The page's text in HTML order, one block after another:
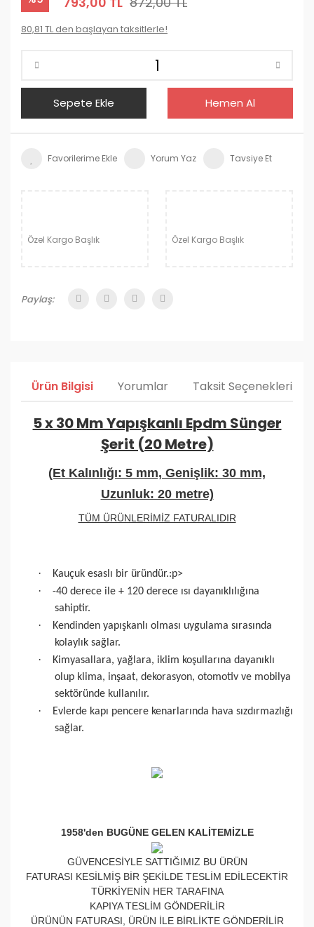
80,81 TL den başlayan taksitlerle!
Sepete Ekle Hemen Al
Yorum Yaz Tavsiye Et
Özel Kargo Başlık Özel Kargo Başlık
Paylaş:
Ürün Bilgisi Yorumlar Taksit Seçenekleri
5 x 30 Mm Yapışkanlı Epdm Sünger
Şerit (20 Metre)
(Et Kalınlığı: 5 mm, Genişlik: 30 mm,
Uzunluk: 20 metre)
TÜM ÜRÜNLERİMİZ FATURALIDIR
· Kauçuk esaslı bir üründür.:p>
·
-40 derece ile + 120 derece ısı dayanıklılığına
sahiptir.
·
Kendinden yapışkanlı olması uygulama sırasında
kolaylık sağlar.
·
Kimyasallara, yağlara, iklim koşullarına dayanıklı
olup klima, inşaat, dekorasyon, otomotiv ve mobilya
sektöründe kullanılır.
·
Evlerde kapı pencere kenarlarında hava sızdırmazlığı
sağlar.
1958'den BUGÜNE GELEN KALİTEMİZLE
GÜVENCESİYLE SATTIĞIMIZ BU ÜRÜN
FATURASI KESİLMİŞ BİR ŞEKİLDE TESLİM EDİLECEKTİR
TÜRKİYENİN HER TARAFINA
KAPIYA TESLİM GÖNDERİLİR
ÜRÜNÜN FATURASI, ÜRÜN İLE BİRLİKTE GÖNDERİLİR